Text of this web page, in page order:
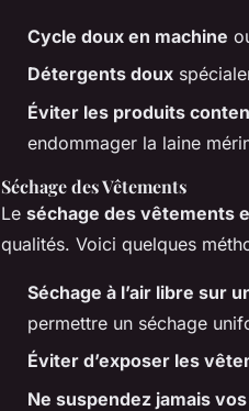
Cycle doux en machine
Détergents doux
Éviter les produits
endommager la laine
Séchage des Vêtements
Le séchage des vêtements
qualités. Voici quelques
Séchage à l’air libre sur
permettre un séchage
Éviter d’exposer les
Ne suspendez jamais